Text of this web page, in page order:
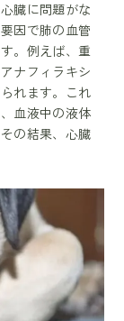
臓に問題がな
因で肺の血管
。例えば、重
ナフィラキシ
れます。これ
血液中の液体
の結果、心臓